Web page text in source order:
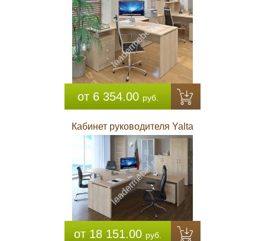
от 6 354.00 руб.
Кабинет руководителя Yalta
от 18 151.00 руб.